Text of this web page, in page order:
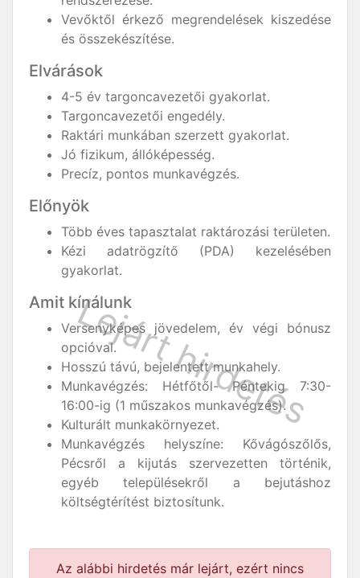
Vevőktől érkező megrendelések kiszedése
és összekészítése.
Elvárások
4-5 év targoncavezetői gyakorlat.
Targoncavezetői engedély.
Raktári munkában szerzett gyakorlat.
Jó fizikum, állóképesség.
Precíz, pontos munkavégzés.
Előnyök
Több éves tapasztalat raktározási területen.
Kézi adatrögzítő (PDA) kezelésében
gyakorlat.
Amit kínálunk
Versenyképes jövedelem, év végi bónusz
opcióval.
Hosszú távú, bejelentett munkahely.
Munkavégzés: Hétfőtől- Péntekig 7:30-
16:00-ig (1 műszakos munkavégzés).
Kulturált munkakörnyezet.
Munkavégzés helyszíne: Kővágószőlős,
Pécsről a kijutás szervezetten történik,
egyéb településekről a bejutáshoz
költségtérítést biztosítunk.
Az alábbi hirdetés már lejárt, ezért nincs